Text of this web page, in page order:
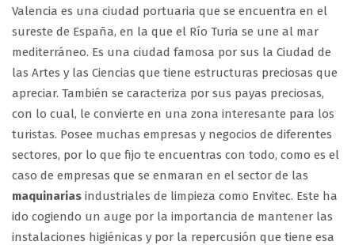
Valencia es una ciudad portuaria que se encuentra en el
sureste de España, en la que el Río Turia se une al mar
mediterráneo. Es una ciudad famosa por sus la Ciudad de
las Artes y las Ciencias que tiene estructuras preciosas que
apreciar. También se caracteriza por sus payas preciosas,
con lo cual, le convierte en una zona interesante para los
turistas. Posee muchas empresas y negocios de diferentes
sectores, por lo que fijo te encuentras con todo, como es el
caso de empresas que se enmaran en el sector de las
maquinarias industriales de limpieza como Envitec. Este ha
ido cogiendo un auge por la importancia de mantener las
instalaciones higiénicas y por la repercusión que tiene esa